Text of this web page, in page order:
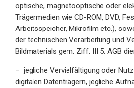
optische, magnetooptische oder
Trägermedien wie CD-ROM, DVD,
Arbeitsspeicher, Mikrofilm etc.),
der technischen Verarbeitung und
Bildmaterials gem. Ziff. III 5. AGB
– jegliche Vervielfältigung oder
digitalen Datenträgern, jegliche